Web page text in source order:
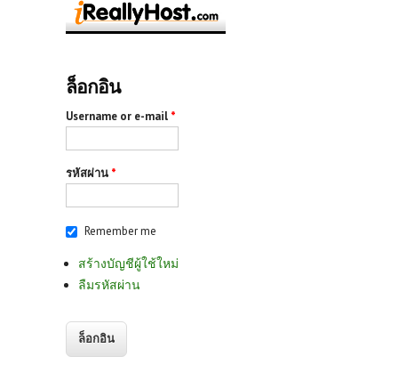
ล็อกอิน
Username or e-mail *
รหัสผ่าน *
Remember me
สร้างบัญชีผู้ใช้ใหม่
ลืมรหัสผ่าน